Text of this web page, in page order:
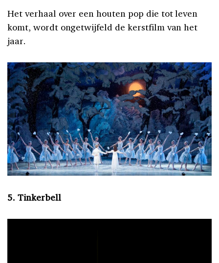
Het verhaal over een houten pop die tot leven
komt, wordt ongetwijfeld de kerstfilm van het
jaar.
5. Tinkerbell